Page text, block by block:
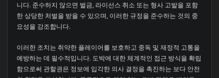
니다. 준수하지 않으면 벌금, 라이선스 취소 또는 형사 고발을 포함
한 상당한 처벌을 받을 수 있으며, 이러한 규정을 준수하는 것의 중
요성을 강조합니다.
이러한 조치는 취약한 플레이어를 보호하고 중독 및 재정적 고통을
예방하는 데 필수적입니다. 도박에 대한 체계적인 접근 방식을 확립
함으로써 관할권은 정보에 입각한 의사 결정을 촉진하는 보다 안전